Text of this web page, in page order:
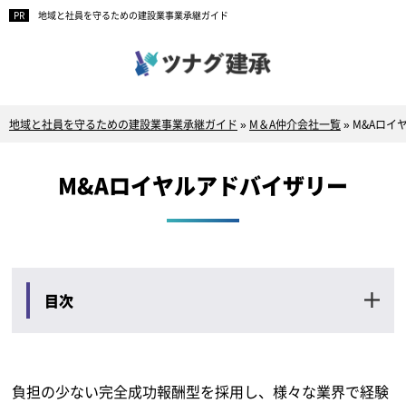
地域と社員を守るための建設業事業承継ガイド
地域と社員を守るための建設業事業承継ガイド » M＆A仲介会社一覧» M&Aロイ
M&Aロイヤルアドバイザリー
目次
負担の少ない完全成功報酬型を採用し、様々な業界で経験